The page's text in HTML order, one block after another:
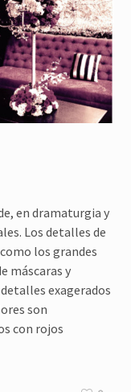
en dramaturgia y
Los detalles de
los grandes
máscaras y
exagerados
son
con rojos